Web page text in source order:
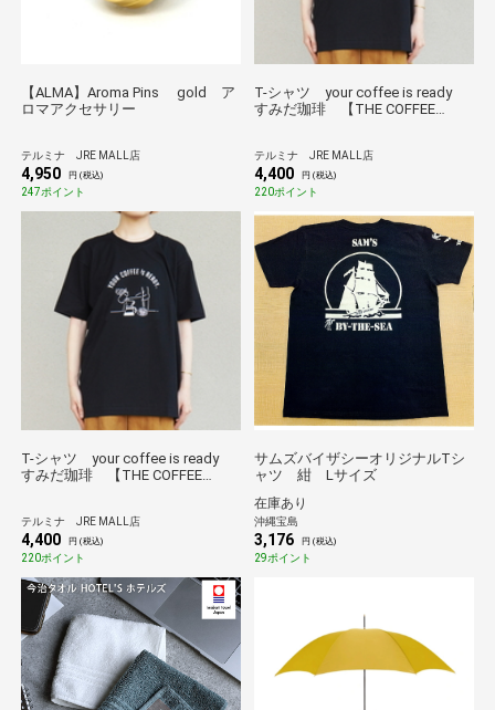
【ALMA】Aroma Pins gold ア
ロマアクセサリー
テルミナ JRE MALL店
4,950 円 (税込)
247ポイント
T-シャツ your coffee is ready
すみだ珈琲 【THE COFFEE
テルミナ JRE MALL店
4,400 円 (税込)
220ポイント
T-シャツ your coffee is ready
すみだ珈琲 【THE COFFEE
テルミナ JRE MALL店
4,400 円 (税込)
220ポイント
サムズバイザシーオリジナルTシ
ャツ 紺 Lサイズ
在庫あり
沖縄宝島
3,176 円 (税込)
29ポイント